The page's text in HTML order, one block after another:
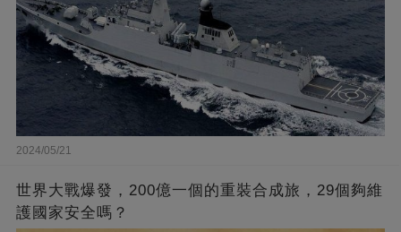
2024/05/21
世界大戰爆發，200億一個的重裝合成旅，29個夠維
護國家安全嗎？